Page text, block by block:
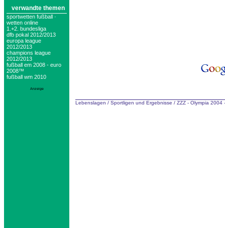
verwandte themen
sportwetten fußball ·
wetten online
1.+2. bundesliga
dfb pokal 2012/2013
europa league
2012/2013
champions league
2012/2013
fußball em 2008 - euro
2008™
fußball wm 2010
Anzeige
Lebenslagen / Sportligen und Ergebnisse / ZZZ - Olympia 2004